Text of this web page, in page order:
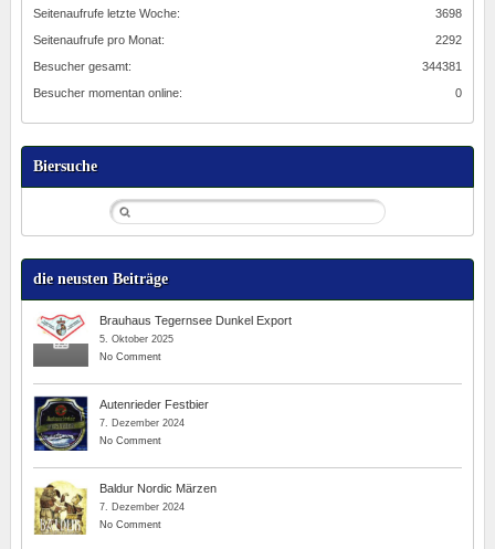
3698
Seitenaufrufe letzte Woche:
2292
Seitenaufrufe pro Monat:
344381
Besucher gesamt:
0
Besucher momentan online:
Biersuche
die neusten Beiträge
Brauhaus Tegernsee Dunkel Export
5. Oktober 2025
No Comment
Autenrieder Festbier
7. Dezember 2024
No Comment
Baldur Nordic Märzen
7. Dezember 2024
No Comment